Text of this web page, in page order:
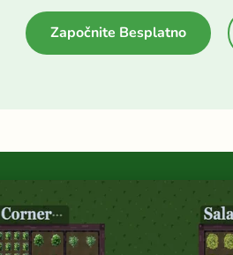
Započnite Besplatno